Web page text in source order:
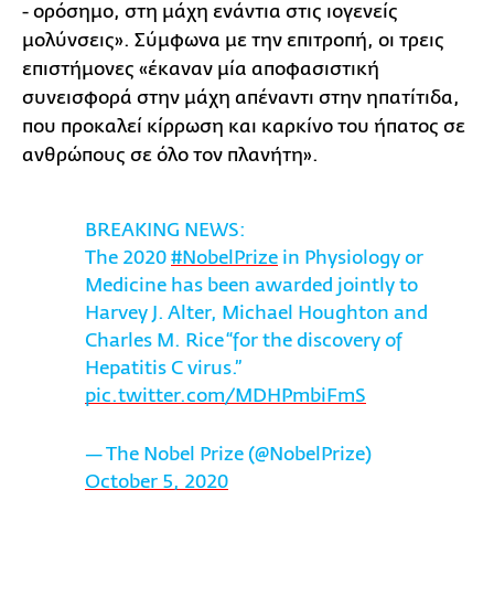
- ορόσημο, στη μάχη ενάντια στις ιογενείς
μολύνσεις». Σύμφωνα με την επιτροπή, οι τρεις
επιστήμονες «έκαναν μία αποφασιστική
συνεισφορά στην μάχη απέναντι στην ηπατίτιδα,
που προκαλεί κίρρωση και καρκίνο του ήπατος σε
ανθρώπους σε όλο τον πλανήτη».
BREAKING NEWS:
The 2020 #NobelPrize in Physiology or
Medicine has been awarded jointly to
Harvey J. Alter, Michael Houghton and
Charles M. Rice “for the discovery of
Hepatitis C virus.”
pic.twitter.com/MDHPmbiFmS
— The Nobel Prize (@NobelPrize)
October 5, 2020